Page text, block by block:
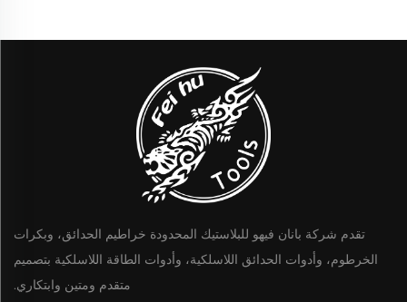
تقدم شركة بانان فيهو للبلاستيك المحدودة خراطيم الحدائق، وبكرات
الخرطوم، وأدوات الحدائق اللاسلكية، وأدوات الطاقة اللاسلكية بتصميم
متقدم ومتين وابتكاري.